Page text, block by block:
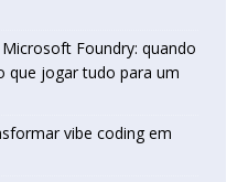
Foundry: quando
que jogar tudo para um
vibe coding em